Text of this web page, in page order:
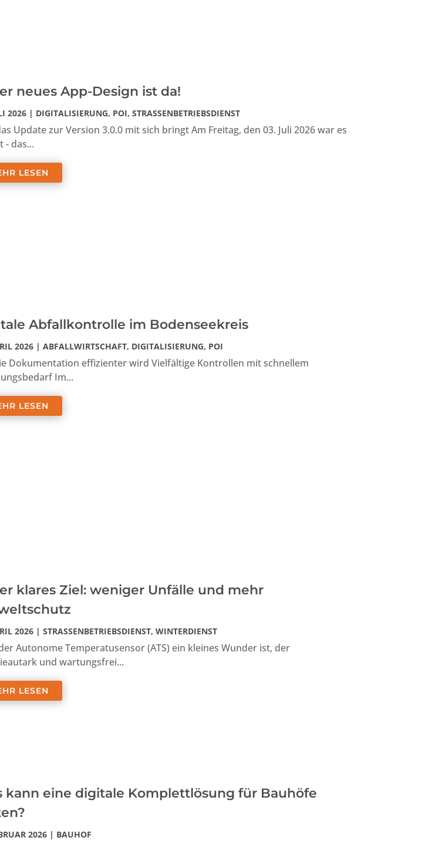
neues App-Design ist da!
2026 | DIGITALISIERUNG, POI,STRASSENBETRIEBSDIENST
Update zur Version 3.0.0 mit sich bringt Am Freitag, den 03. Juli 2026 war es
- das...
LESEN
Abfallkontrolle im Bodenseekreis
2026 |ABFALLWIRTSCHAFT, DIGITALISIERUNG, POI
Dokumentation effizienter wird Vielfältige Kontrollen mit schnellem
Im...
LESEN
klares Ziel: weniger Unfälle und mehr
2026 |STRASSENBETRIEBSDIENST ,WINTERDIENST
Autonome Temperatusensor (ATS) ein kleines Wunder ist, der
und wartungsfrei...
LESEN
kann eine digitale Komplettlösung für Bauhöfe
2026 | BAUHOF